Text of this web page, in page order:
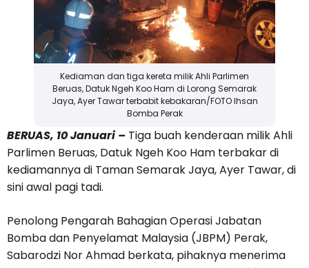
Kediaman dan tiga kereta milik Ahli Parlimen
Beruas, Datuk Ngeh Koo Ham di Lorong Semarak
Jaya, Ayer Tawar terbabit kebakaran/FOTO Ihsan
Bomba Perak
BERUAS, 10 Januari – Tiga buah kenderaan milik Ahli
Parlimen Beruas, Datuk Ngeh Koo Ham terbakar di
kediamannya di Taman Semarak Jaya, Ayer Tawar, di
sini awal pagi tadi.
Penolong Pengarah Bahagian Operasi Jabatan
Bomba dan Penyelamat Malaysia (JBPM) Perak,
Sabarodzi Nor Ahmad berkata, pihaknya menerima